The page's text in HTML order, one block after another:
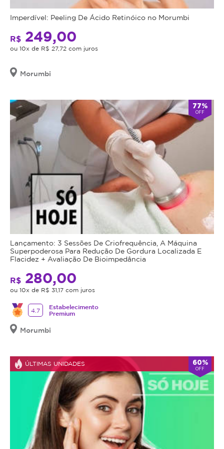
oferecendo
o
procedimento,
fazer
técnica
esclarecer
dos
benefícios
riscos
saúde
do
procedimento.
Caso
indicação,
o
valor
adquirido
será
em
para
em
outros
procedimentos
dentro
plataforma.
Todo
cupom
na
região
dos
glúteos.
Glúteos:
Pump
Up
tem
como
objetivo
remodelar
os
glúteos,
proporcionando
uma
aparência
firme
e
definida.
Tonificar
os
A
utilizada
Pump
Up
estimula
músculos
dos
glúteos,
ajudando
Imperdível: Peeling De Ácido Retinóico no Morumbi
R$ 249,00
ou 10x de R$ 27,72 com juros
Morumbi
77%
OFF
Lançamento: 3 Sessões De Criofrequência, A Máquina
Superpoderosa Para Redução De Gordura Localizada E
Flacidez + Avaliação De Bioimpedância
R$ 280,00
ou 10x de R$ 31,17 com juros
4.7
Estabelecimento
Premium
Morumbi
ÚLTIMAS UNIDADES 60%
OFF